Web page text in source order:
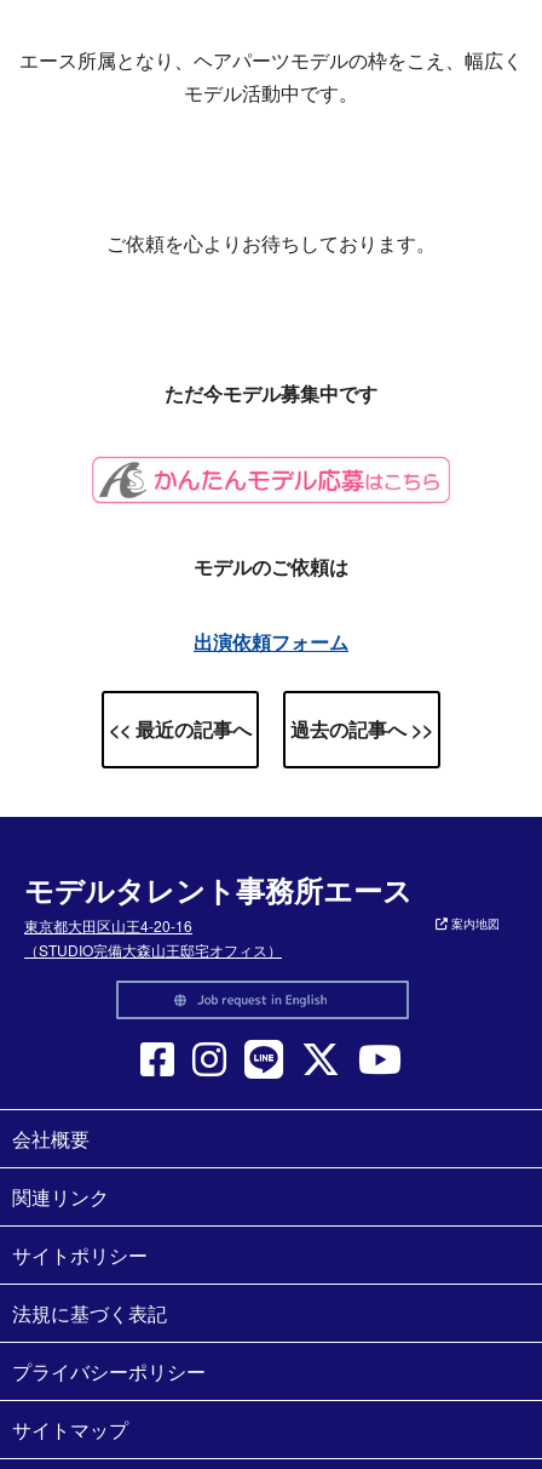
エース所属となり、ヘアパーツモデルの枠をこえ、幅広く
モデル活動中です。
ご依頼を心よりお待ちしております。
ただ今モデル募集中です
モデルのご依頼は
出演依頼フォーム
<< 最近の記事へ 過去の記事へ >>
モデルタレント事務所エース
東京都大田区山王4-20-16
（STUDIO完備大森山王邸宅オフィス）
案内地図
会社概要
関連リンク
サイトポリシー
法規に基づく表記
プライバシーポリシー
サイトマップ